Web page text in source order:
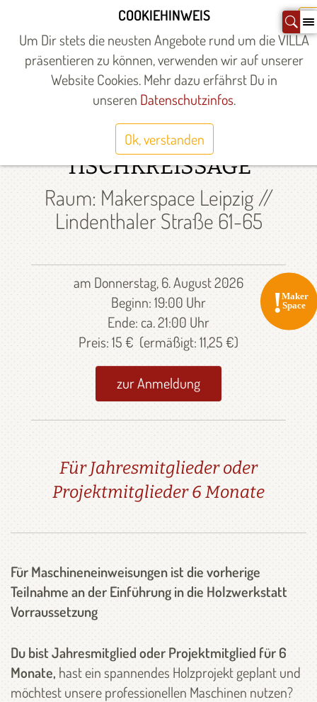
COOKIEHINWEIS
Um Dir stets die neusten Angebote rund um die VILLA
präsentieren zu können, verwenden wir auf unserer
Website Cookies. Mehr dazu erfährst Du in
unseren Datenschutzinfos.
Ok, verstanden
X
springen
»
MASCHINEN-EINWEISUNG:
KAPP-, HANDKREIS- UND
TISCHKREISSÄGE
Raum: Makerspace Leipzig //
Lindenthaler Straße 61-65
am Donnerstag, 6. August 2026
Beginn: 19:00 Uhr
Ende: ca. 21:00 Uhr
Preis: 15 € (ermäßigt: 11,25 €)
zur Anmeldung
Für Jahresmitglieder oder
Projektmitglieder 6 Monate
Für Maschineneinweisungen ist die vorherige
Teilnahme an der Einführung in die Holzwerkstatt
Vorraussetzung
Du bist Jahresmitglied oder Projektmitglied für 6
Monate, hast ein spannendes Holzprojekt geplant und
möchtest unsere professionellen Maschinen nutzen?